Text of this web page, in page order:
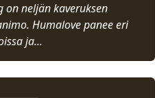
on neljän kaveruksen
Humalove panee eri
ja...